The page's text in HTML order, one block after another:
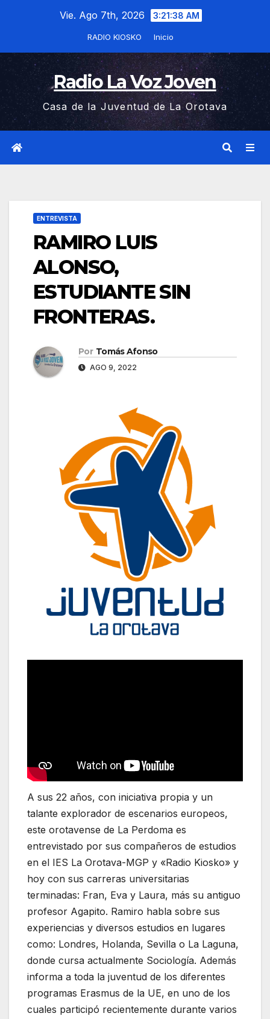
Vie. Ago 7th, 2026 3:21:39 AM
RADIO KIOSKO Inicio
Radio La Voz Joven
Casa de la Juventud de La Orotava
ENTREVISTA
RAMIRO LUIS
ALONSO,
ESTUDIANTE SIN
FRONTERAS.
Por Tomás Afonso
AGO 9, 2022
A sus 22 años, con iniciativa propia y un
talante explorador de escenarios europeos,
este orotavense de La Perdoma es
entrevistado por sus compañeros de estudios
en el IES La Orotava-MGP y «Radio Kiosko» y
hoy con sus carreras universitarias
terminadas: Fran, Eva y Laura, más su antiguo
profesor Agapito. Ramiro habla sobre sus
experiencias y diversos estudios en lugares
como: Londres, Holanda, Sevilla o La Laguna,
donde cursa actualmente Sociología. Además
informa a toda la juventud de los diferentes
programas Erasmus de la UE, en uno de los
cuales participó recientemente durante varios